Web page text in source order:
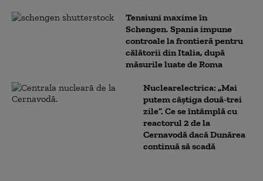
Tensiuni maxime în
Schengen. Spania impune
controale la frontieră pentru
călătorii din Italia, după
măsurile luate de Roma
Nuclearelectrica: „Mai
putem câștiga două-trei
zile”. Ce se întâmplă cu
reactorul 2 de la
Cernavodă dacă Dunărea
continuă să scadă